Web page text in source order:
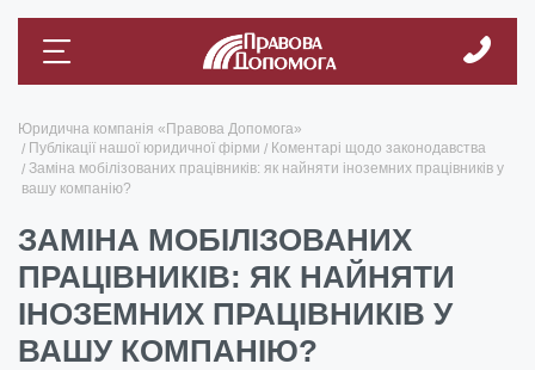
Юридична компанія «Правова Допомога»
Публікації нашої юридичної фірми
Коментарі щодо законодавства
Заміна мобілізованих працівників: як найняти іноземних працівників у
вашу компанію?
ЗАМІНА МОБІЛІЗОВАНИХ
ПРАЦІВНИКІВ: ЯК НАЙНЯТИ
ІНОЗЕМНИХ ПРАЦІВНИКІВ У
ВАШУ КОМПАНІЮ?